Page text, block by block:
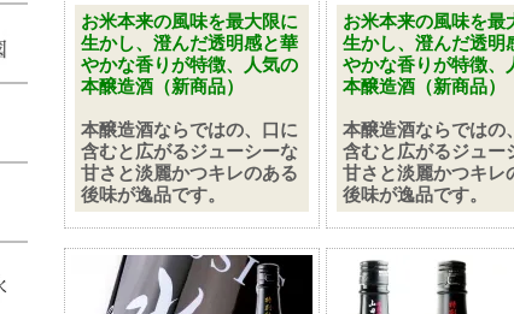
お米本来の風味を最大限に
生かし、澄んだ透明感と華
やかな香りが特徴、人気の
本醸造酒（新商品）
本醸造酒ならではの、口に
含むと広がるジューシーな
甘さと淡麗かつキレのある
後味が逸品です。
お米本来の風味を最
生かし、澄んだ透明
やかな香りが特徴、
本醸造酒（新商品）
本醸造酒ならではの
含むと広がるジュー
甘さと淡麗かつキレ
後味が逸品です。